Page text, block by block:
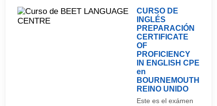
Hay numerosas conexiones para ciudades como
Manchester, Edimburgo, Londres o Birmingham,
entre otros destinos. - COCHE: Existe una amplia
red de carreteras que une la ciudad con otros
núcleos de la periferia. Cuenta también con una
CURSO DE
INGLÉS
PREPARACIÓN
CERTIFICATE
OF
PROFICIENCY
IN ENGLISH CPE
en
BOURNEMOUTH
REINO UNIDO
Este es el exámen